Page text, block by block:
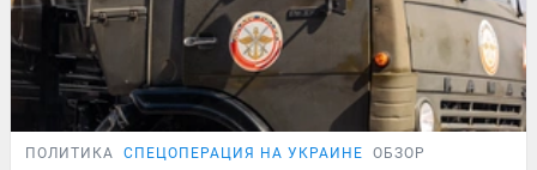
ПОЛИТИКА СПЕЦОПЕРАЦИЯ НА УКРАИНЕ ОБЗОР